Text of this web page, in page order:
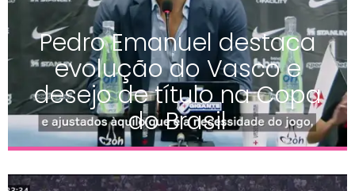
Pedro Emanuel destaca
evolução do Vasco e
desejo de título na Copa
do Brasil